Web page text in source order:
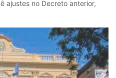
ajustes no Decreto anterior,